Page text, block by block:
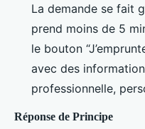
La demande se fait
prend moins de 5
le bouton
avec des
professionnelle,
Réponse de Principe